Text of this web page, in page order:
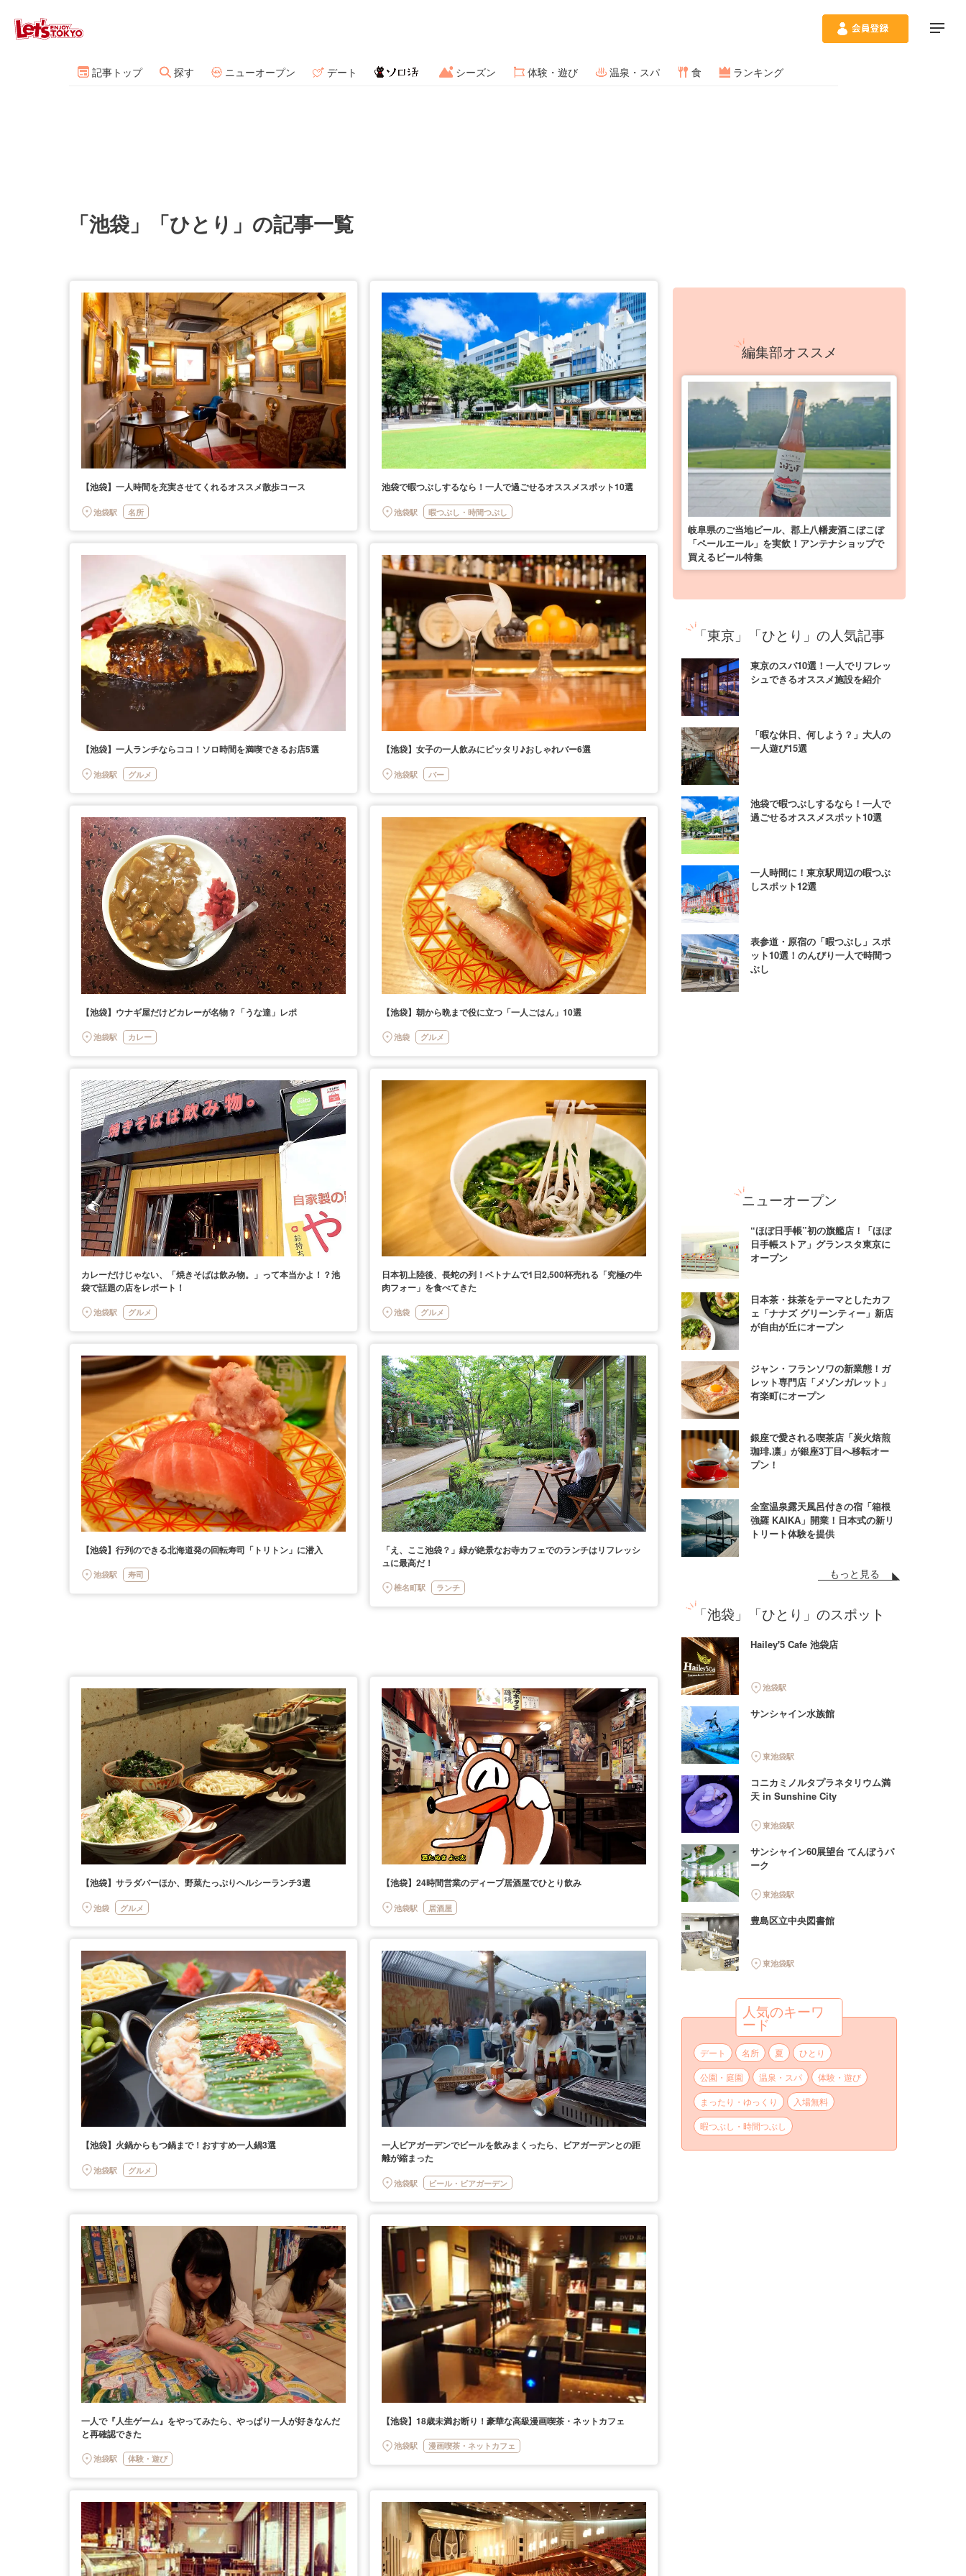
記事トップ 探す ニューオープン デート シーズン 体験・遊び 温泉・スパ 食 ランキング
「池袋」「ひとり」の記事一覧
【池袋】一人時間を充実させてくれるオススメ散歩コース
池袋駅 名所
池袋で暇つぶしするなら！一人で過ごせるオススメスポット10選
池袋駅 暇つぶし・時間つぶし
【池袋】一人ランチならココ！ソロ時間を満喫できるお店5選
池袋駅 グルメ
【池袋】女子の一人飲みにピッタリ♪おしゃれバー6選
池袋駅 バー
【池袋】ウナギ屋だけどカレーが名物？「うな達」レポ
池袋駅 カレー
【池袋】朝から晩まで役に立つ「一人ごはん」10選
池袋 グルメ
カレーだけじゃない、「焼きそばは飲み物。」って本当かよ！？池
袋で話題の店をレポート！
池袋駅 グルメ
日本初上陸後、長蛇の列！ベトナムで1日2,500杯売れる「究極の牛
肉フォー」を食べてきた
池袋 グルメ
【池袋】行列のできる北海道発の回転寿司「トリトン」に潜入
池袋駅 寿司
「え、ここ池袋？」緑が絶景なお寺カフェでのランチはリフレッシ
ュに最高だ！
椎名町駅 ランチ
【池袋】サラダバーほか、野菜たっぷりヘルシーランチ3選
池袋 グルメ
【池袋】24時間営業のディープ居酒屋でひとり飲み
池袋駅 居酒屋
【池袋】火鍋からもつ鍋まで！おすすめ一人鍋3選
池袋駅 グルメ
一人ビアガーデンでビールを飲みまくったら、ビアガーデンとの距
離が縮まった
池袋駅 ビール・ビアガーデン
一人で『人生ゲーム』をやってみたら、やっぱり一人が好きなんだ
と再確認できた
池袋駅 体験・遊び
【池袋】18歳未満お断り！豪華な高級漫画喫茶・ネットカフェ
池袋駅 漫画喫茶・ネットカフェ
編集部オススメ
岐阜県のご当地ビール、郡上八幡麦酒こぼこぼ
「ペールエール」を実飲！アンテナショップで
買えるビール特集
「東京」「ひとり」の人気記事
東京のスパ10選！一人でリフレッ
シュできるオススメ施設を紹介
「暇な休日、何しよう？」大人の
一人遊び15選
池袋で暇つぶしするなら！一人で
過ごせるオススメスポット10選
一人時間に！東京駅周辺の暇つぶ
しスポット12選
表参道・原宿の「暇つぶし」スポ
ット10選！のんびり一人で時間つ
ぶし
ニューオープン
“ほぼ日手帳”初の旗艦店！「ほぼ
日手帳ストア」グランスタ東京に
オープン
日本茶・抹茶をテーマとしたカフ
ェ「ナナズ グリーンティー」新店
が自由が丘にオープン
ジャン・フランソワの新業態！ガ
レット専門店「メゾンガレット」
有楽町にオープン
銀座で愛される喫茶店「炭火焙煎
珈琲.凛」が銀座3丁目へ移転オー
プン！
全室温泉露天風呂付きの宿「箱根
強羅 KAIKA」開業！日本式の新リ
トリート体験を提供
もっと見る
「池袋」「ひとり」のスポット
Hailey'5 Cafe 池袋店
池袋駅
サンシャイン水族館
東池袋駅
コニカミノルタプラネタリウム満
天 in Sunshine City
東池袋駅
サンシャイン60展望台 てんぼうパ
ーク
東池袋駅
豊島区立中央図書館
東池袋駅
人気のキーワ
ード
デート 名所 夏
ひとり
公園・庭園
温泉・スパ
体験・遊び
まったり・ゆっくり
入場無料
暇つぶし・時間つぶし